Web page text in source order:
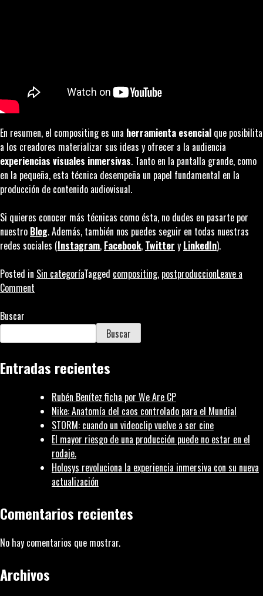
En resumen, el compositinges una herramienta esencial que posibilita
a los creadores materializar sus ideas y ofrecer a la audiencia
experiencias visuales inmersivas. Tanto en la pantalla grande, como
en la pequeña, esta técnica desempeña un papel fundamental en la
producción de contenido audiovisual.
Si quieres conocer más técnicas como ésta, no dudes en pasarte por
nuestro Blog. Además, también nos puedes seguir en todas nuestras
redes sociales (Instagram, Facebook, Twitter y LinkedIn).
Posted in Sin categoríaTagged compositing, postproduccionLeave a
Comment
del
Compositing
Buscar
Buscar
Entradas recientes
Rubén Benítez ficha por We Are CP
Nike: Anatomía del caos controlado para el Mundial
STORM: cuando un videoclip vuelve a ser cine
El mayor riesgo de una producción puede no estar en el
rodaje.
Holosys revoluciona la experiencia inmersiva con su nueva
actualización
Comentarios recientes
No hay comentarios que mostrar.
Archivos